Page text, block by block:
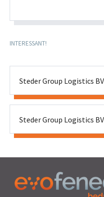
INTERESSANT!
Steder Group Logistics
Steder Group Logistics